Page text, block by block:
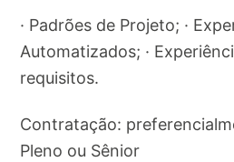
· Padrões de Projeto; ·
Automatizados; ·
requisitos.
Contratação:
Pleno ou Sênior